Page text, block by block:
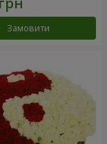
Замовити